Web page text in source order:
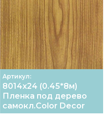
Артикул:
8014х24 (0.45*8м)
Пленка под дерево
самокл.Color Decor